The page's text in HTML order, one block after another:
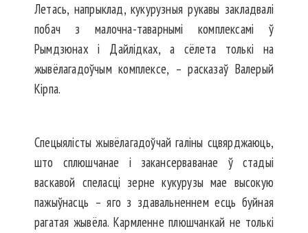
Летась, напрыклад, кукурузныя рукавы закладвалі
побач з малочна-таварнымі комплексамі ў
Рымдзюнах і Дайлідках, а сёлета толькі на
жывёлагадоўчым комплексе, – расказаў Валерый
Кірпа.
Спецыялісты жывёлагадоўчай галіны сцвярджаюць,
што сплюшчанае і закансерваванае ў стадыі
васкавой спеласці зерне кукурузы мае высокую
пажыўнасць – яго з здавальненнем есць буйная
рагатая жывёла. Кармленне плюшчанкай не толькі